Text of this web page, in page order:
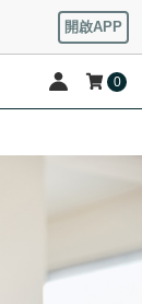
開啟APP
0